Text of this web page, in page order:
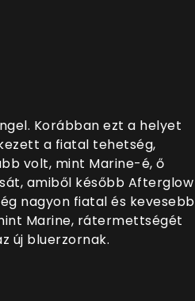
Korábban ezt a helyet
a fiatal tehetség,
volt, mint Marine-é, ő
amiből később Afterglow
nagyon fiatal és kevesebb
Marine, rátermettségét
új bluerzornak.